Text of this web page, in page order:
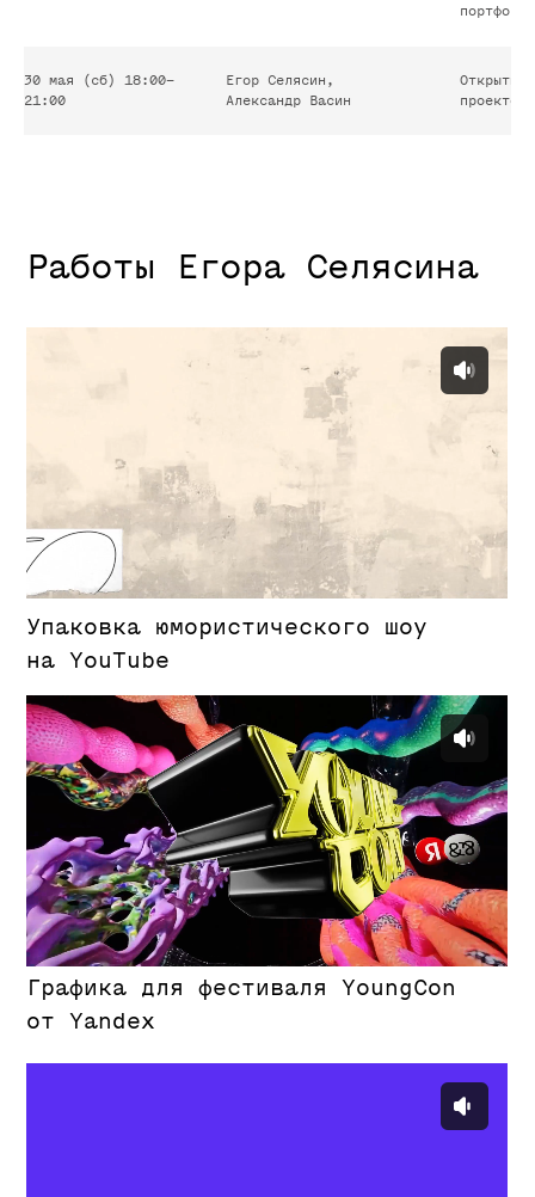
портфолио
30 мая (сб) 18:00–
21:00
Егор Селясин,
Александр Васин
Открытый
проектов.
Другие курсы